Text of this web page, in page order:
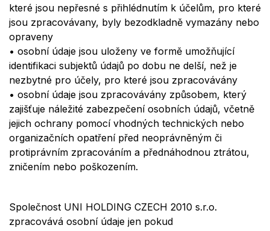
které jsou nepřesné s přihlédnutím k účelům, pro které
jsou zpracovávany, byly bezodkladně vymazány nebo
opraveny
• osobní údaje jsou uloženy ve formě umožňující
identifikaci subjektů údajů po dobu ne delší, než je
nezbytné pro účely, pro které jsou zpracovávány
• osobní údaje jsou zpracovávány způsobem, který
zajišťuje náležité zabezpečení osobních údajů, včetně
jejich ochrany pomocí vhodných technických nebo
organizačních opatření před neoprávněným či
protiprávním zpracováním a přednáhodnou ztrátou,
zničením nebo poškozením.
Společnost UNI HOLDING CZECH 2010 s.r.o.
zpracovává osobní údaje jen pokud